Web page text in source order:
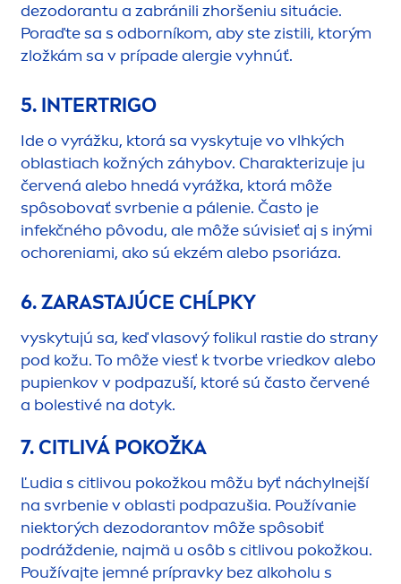
dezodorantu a zabránili zhoršeniu situácie.
Poraďte sa s odborníkom, aby ste zistili, ktorým
zložkám sa v prípade alergie vyhnúť.
5. INTERTRIGO
Ide o vyrážku, ktorá sa vyskytuje vo vlhkých
oblastiach kožných záhybov. Charakterizuje ju
červená alebo hnedá vyrážka, ktorá môže
spôsobovať svrbenie a pálenie. Často je
infekčného pôvodu, ale môže súvisieť aj s inými
ochoreniami, ako sú ekzém alebo psoriáza.
6. ZARASTAJÚCE CHĹPKY
vyskytujú sa, keď vlasový folikul rastie do strany
pod kožu. To môže viesť k tvorbe vriedkov alebo
pupienkov v podpazuší, ktoré sú často červené
a bolestivé na dotyk.
7. CITLIVÁ POKOŽKA
Ľudia s citlivou pokožkou môžu byť náchylnejší
na svrbenie v oblasti podpazušia. Používanie
niektorých dezodorantov môže spôsobiť
podráždenie, najmä u osôb s citlivou pokožkou.
Používajte jemné prípravky bez alkoholu s